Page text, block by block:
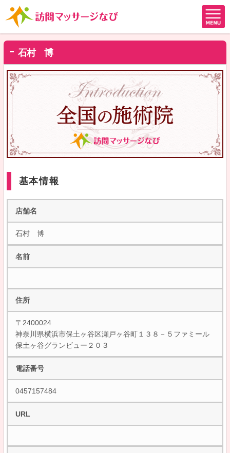
石村 博
基本情報
店舗名
石村 博
名前
住所
〒2400024
神奈川県横浜市保土ヶ谷区瀬戸ヶ谷町１３８－５ファミール
保土ヶ谷グランビュー２０３
電話番号
0457157484
URL